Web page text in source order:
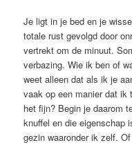
Je ligt in je bed en je
totale rust gevolgd door
vertrekt om de minuut.
verbazing. Wie ik ben of
weet alleen dat als ik je
vaak op een manier dat ik
het fijn? Begin je daarom
knuffel en die eigenschap
gezin waaronder ik zelf.